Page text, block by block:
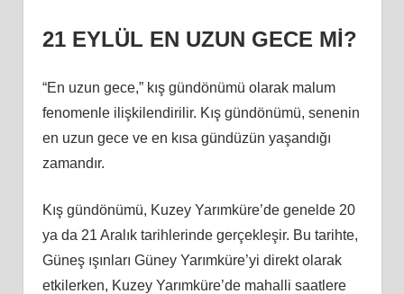
21 EYLÜL EN UZUN GECE Mİ?
“En uzun gece,” kış gündönümü olarak malum
fenomenle ilişkilendirilir. Kış gündönümü, senenin
en uzun gece ve en kısa gündüzün yaşandığı
zamandır.
Kış gündönümü, Kuzey Yarımküre’de genelde 20
ya da 21 Aralık tarihlerinde gerçekleşir. Bu tarihte,
Güneş ışınları Güney Yarımküre’yi direkt olarak
etkilerken, Kuzey Yarımküre’de mahalli saatlere